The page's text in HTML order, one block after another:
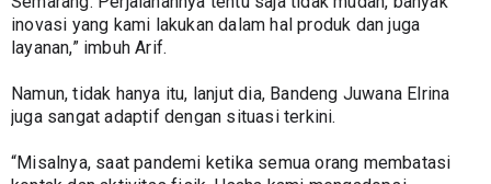
inovasi yang kami lakukan dalam hal produk dan juga
layanan,” imbuh Arif.
Namun, tidak hanya itu, lanjut dia, Bandeng Juwana Elrina
juga sangat adaptif dengan situasi terkini.
“Misalnya, saat pandemi ketika semua orang membatasi